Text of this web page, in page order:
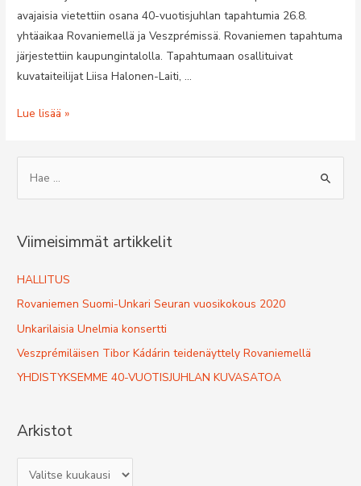
avajaisia vietettiin osana 40-vuotisjuhlan tapahtumia 26.8.
yhtäaikaa Rovaniemellä ja Veszprémissä. Rovaniemen tapahtuma
järjestettiin kaupungintalolla. Tapahtumaan osallituivat
kuvataiteilijat Liisa Halonen-Laiti, …
ROVA’40
Lue lisää »
r
h
f
Viimeisimmät artikkelit
HALLITUS
Rovaniemen Suomi-Unkari Seuran vuosikokous 2020
Unkarilaisia Unelmia konsertti
Veszprémiläisen Tibor Kádárin teidenäyttely Rovaniemellä
YHDISTYKSEMME 40-VUOTISJUHLAN KUVASATOA
Arkistot